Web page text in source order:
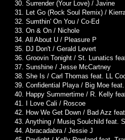
30. Surrender (Your Love) / Javine
31. Let Go (Rock Soul Remix) /
32. Sumthin' On You / Co-Ed
33. On & On / Nichole
34. All About U / Pleasure P
35. DJ Don't / Gerald Levert
36. Groovin Tonight / St. Lunatics
37. Sunshine / Jesse McCartney
38. She Is / Carl Thomas feat. LL
39. Confidential Playa / Big Moe
40. Happy Summertime / R. Kelly
41. I Love Cali / Roscoe
42. How We Get Down / Bad Azz
43. Anything / Musiq Soulchild feat.
44. Abracadabra / Jessie J